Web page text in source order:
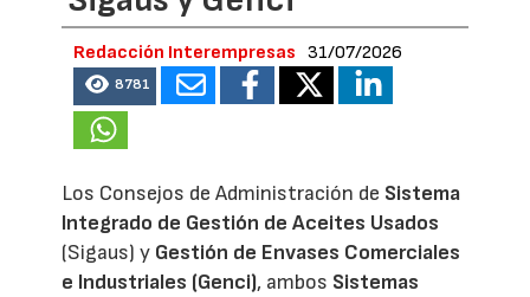
Redacción Interempresas 31/07/2026
8781
Los Consejos de Administración de Sistema
Integrado de Gestión de Aceites Usados
(Sigaus) y Gestión de Envases Comerciales
e Industriales (Genci), ambos Sistemas